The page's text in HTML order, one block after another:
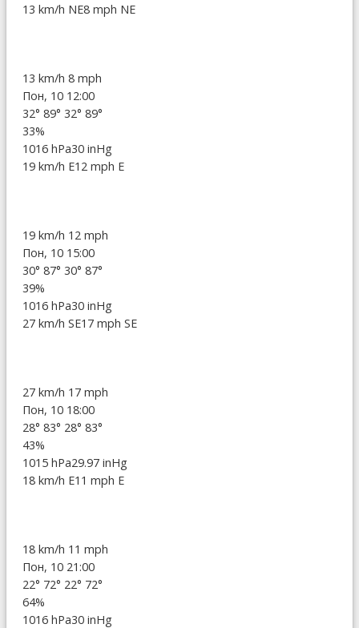
13 km/h NE8 mph NE
13 km/h 8 mph
Пон, 10 12:00
32° 89° 32° 89°
33%
1016 hPa30 inHg
19 km/h E12 mph E
19 km/h 12 mph
Пон, 10 15:00
30° 87° 30° 87°
39%
1016 hPa30 inHg
27 km/h SE17 mph SE
27 km/h 17 mph
Пон, 10 18:00
28° 83° 28° 83°
43%
1015 hPa29.97 inHg
18 km/h E11 mph E
18 km/h 11 mph
Пон, 10 21:00
22° 72° 22° 72°
64%
1016 hPa30 inHg